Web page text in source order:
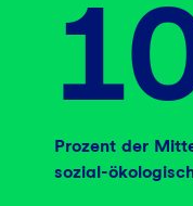
Prozent der
sozial-